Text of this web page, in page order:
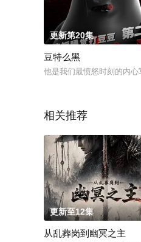
更新第20集
豆特么黑
他是我们最愤怒时刻的内
相关推荐
更新至12集
从乱葬岗到幽冥之主